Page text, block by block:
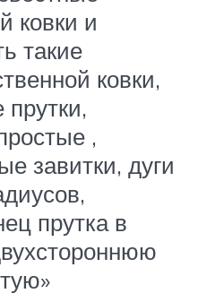
ковки и
такие
ковки,
прутки,
,
завитки, дуги
прутка в